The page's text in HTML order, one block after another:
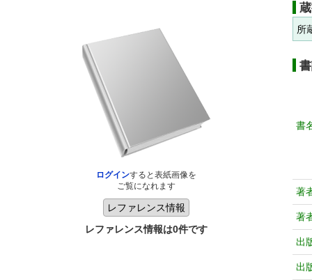
ログインすると表紙画像を
ご覧になれます
レファレンス情報は0件です
所
書
著
著
出
出